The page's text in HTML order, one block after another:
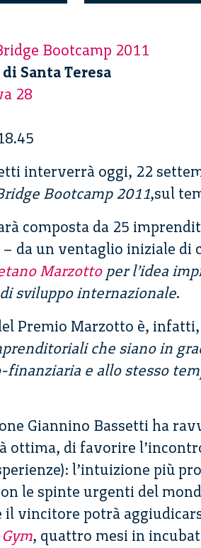
Bootcamp 2011
Santa Teresa
28
interverrà oggi, 22
Bootcamp 2011,sul
composta da 25
da un ventaglio iniziale di
Marzottoper l’idea
sviluppo internazionale.
Premio Marzotto è, infatti,
che siano in
finanziaria e allo stesso
Giannino Bassetti ha
ottima, di favorire
l’intuizione più
le spinte urgenti del
il vincitore potrà
, quattro mesi in